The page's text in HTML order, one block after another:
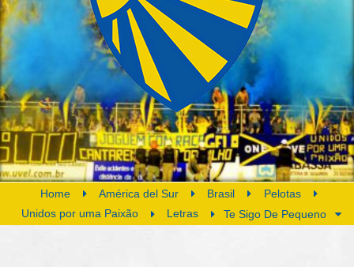
Home América del Sur Brasil
Pelotas
Unidos por uma Paixão
Letras Te Sigo De Pequeno